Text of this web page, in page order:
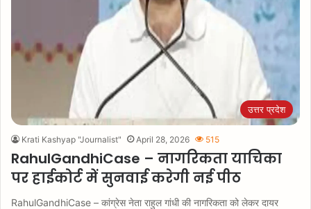
उत्तर प्रदेश
Krati Kashyap "Journalist" April 28, 2026 515
RahulGandhiCase – नागरिकता याचिका
पर हाईकोर्ट में सुनवाई करेगी नई पीठ
RahulGandhiCase – कांग्रेस नेता राहुल गांधी की नागरिकता को लेकर दायर